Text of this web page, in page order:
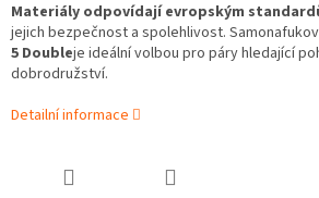
Materiály odpovídají evropským
jejich bezpečnost a spolehlivost.
5 Doubleje ideální volbou pro páry hledající
dobrodružství.
Detailní informace